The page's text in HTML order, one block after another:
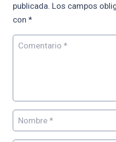
publicada. Los campos
con *